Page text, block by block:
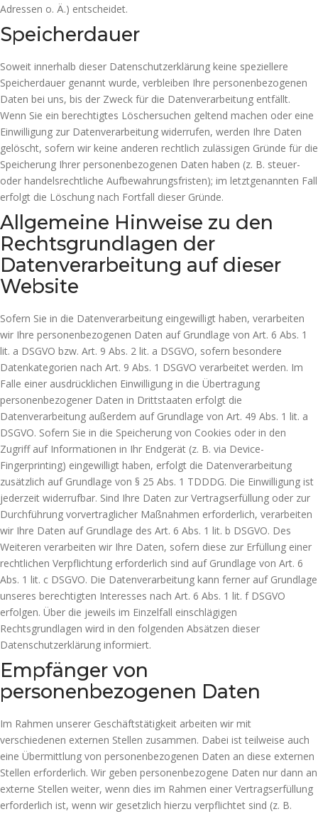
Adressen o. Ä.) entscheidet.
Speicherdauer
Soweit innerhalb dieser Datenschutzerklärung keine speziellere
Speicherdauer genannt wurde, verbleiben Ihre personenbezogenen
Daten bei uns, bis der Zweck für die Datenverarbeitung entfällt.
Wenn Sie ein berechtigtes Löschersuchen geltend machen oder eine
Einwilligung zur Datenverarbeitung widerrufen, werden Ihre Daten
gelöscht, sofern wir keine anderen rechtlich zulässigen Gründe für die
Speicherung Ihrer personenbezogenen Daten haben (z. B. steuer-
oder handelsrechtliche Aufbewahrungsfristen); im letztgenannten Fall
erfolgt die Löschung nach Fortfall dieser Gründe.
Allgemeine Hinweise zu den
Rechtsgrundlagen der
Datenverarbeitung auf dieser
Website
Sofern Sie in die Datenverarbeitung eingewilligt haben, verarbeiten
wir Ihre personenbezogenen Daten auf Grundlage von Art. 6 Abs. 1
lit. a DSGVO bzw. Art. 9 Abs. 2 lit. a DSGVO, sofern besondere
Datenkategorien nach Art. 9 Abs. 1 DSGVO verarbeitet werden. Im
Falle einer ausdrücklichen Einwilligung in die Übertragung
personenbezogener Daten in Drittstaaten erfolgt die
Datenverarbeitung außerdem auf Grundlage von Art. 49 Abs. 1 lit. a
DSGVO. Sofern Sie in die Speicherung von Cookies oder in den
Zugriff auf Informationen in Ihr Endgerät (z. B. via Device-
Fingerprinting) eingewilligt haben, erfolgt die Datenverarbeitung
zusätzlich auf Grundlage von § 25 Abs. 1 TDDDG. Die Einwilligung ist
jederzeit widerrufbar. Sind Ihre Daten zur Vertragserfüllung oder zur
Durchführung vorvertraglicher Maßnahmen erforderlich, verarbeiten
wir Ihre Daten auf Grundlage des Art. 6 Abs. 1 lit. b DSGVO. Des
Weiteren verarbeiten wir Ihre Daten, sofern diese zur Erfüllung einer
rechtlichen Verpflichtung erforderlich sind auf Grundlage von Art. 6
Abs. 1 lit. c DSGVO. Die Datenverarbeitung kann ferner auf Grundlage
unseres berechtigten Interesses nach Art. 6 Abs. 1 lit. f DSGVO
erfolgen. Über die jeweils im Einzelfall einschlägigen
Rechtsgrundlagen wird in den folgenden Absätzen dieser
Datenschutzerklärung informiert.
Empfänger von
personenbezogenen Daten
Im Rahmen unserer Geschäftstätigkeit arbeiten wir mit
verschiedenen externen Stellen zusammen. Dabei ist teilweise auch
eine Übermittlung von personenbezogenen Daten an diese externen
Stellen erforderlich. Wir geben personenbezogene Daten nur dann an
externe Stellen weiter, wenn dies im Rahmen einer Vertragserfüllung
erforderlich ist, wenn wir gesetzlich hierzu verpflichtet sind (z. B.